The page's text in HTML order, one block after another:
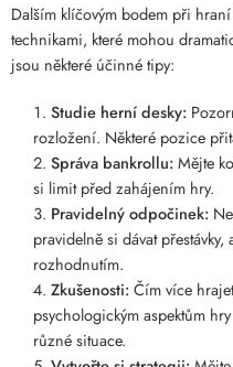
Dalším klíčovým bodem při
technikami, které mohou
jsou některé účinné tipy:
Studie herní desky:
rozložení. Některé pozice
Správa bankrollu:Mějte
si limit před zahájením hry.
Pravidelný odpočinek:
pravidelně si dávat
rozhodnutím.
Zkušenosti:Čím více
psychologickým aspektům
různé situace.